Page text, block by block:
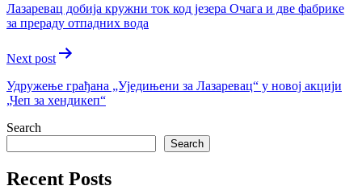
Лазаревац добија кружни ток код језера Очага и две фабрике
за прераду отпадних вода
Next post
Удружење грађана „Уједињени за Лазаревац“ у новој акцији
„Чеп за хендикеп“
Search
Search
Recent Posts